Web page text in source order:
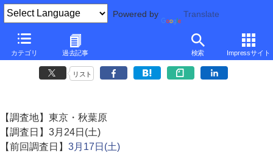
Powered by Translate
カテゴリ 過去記事 検索 Impressサイト
CPU、HDD、メモリ相場情報（秋葉原 '12/3 第4週)(メモリ)
4GHz超のFX-4170発売・1万3千円、4GBメモリ4枚組が値上がり
リスト
【調査地】東京・秋葉原
【調査日】3月24日(土)
【前回調査日】 3月17日(土)